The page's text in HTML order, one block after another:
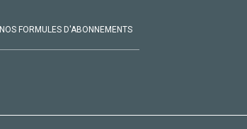
NOS FORMULES D'ABONNEMENTS